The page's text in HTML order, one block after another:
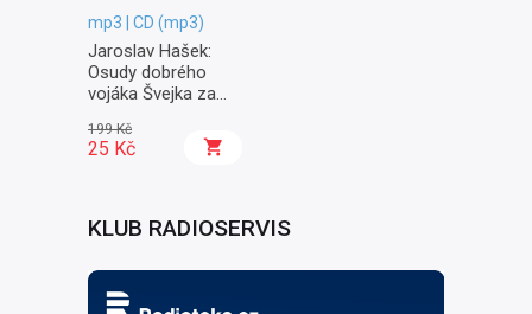
mp3 | CD (mp3)
Jaroslav Hašek:
Osudy dobrého
vojáka Švejka za
Na frontě
199 Kč
25 Kč
KLUB RADIOSERVIS